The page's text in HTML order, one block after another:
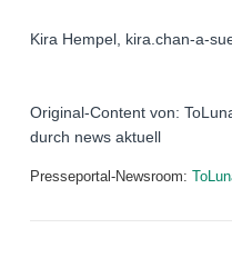
Kira Hempel, kira.chan-a-
Original-Content von:
durch news aktuell
Presseportal-Newsroom: